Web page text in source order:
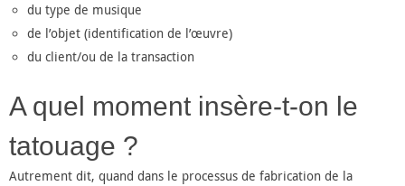
du type de musique
de l’objet (identification de l’œuvre)
du client/ou de la transaction
A quel moment insère-t-on le
tatouage ?
Autrement dit, quand dans le processus de fabrication de la